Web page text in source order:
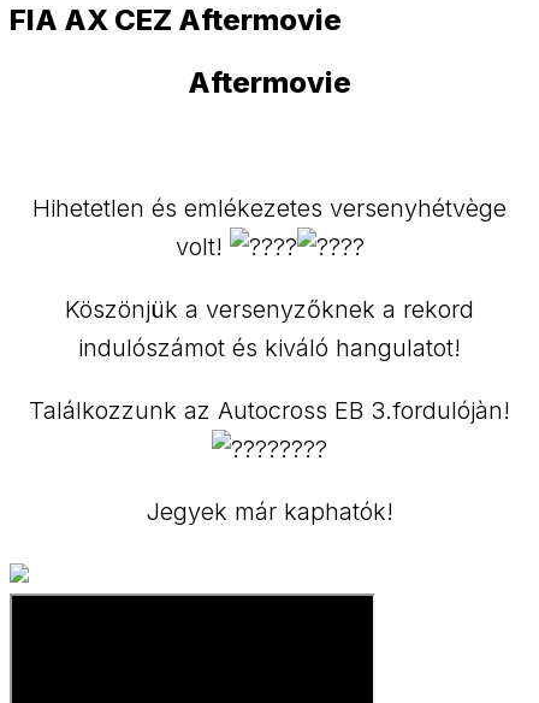
FIA AX CEZ Aftermovie
Aftermovie
Hihetetlen és emlékezetes versenyhétvège
volt!
Köszönjük a versenyzőknek a rekord
indulószámot és kiváló hangulatot!
Találkozzunk az Autocross EB 3.fordulójàn!
Jegyek már kaphatók!